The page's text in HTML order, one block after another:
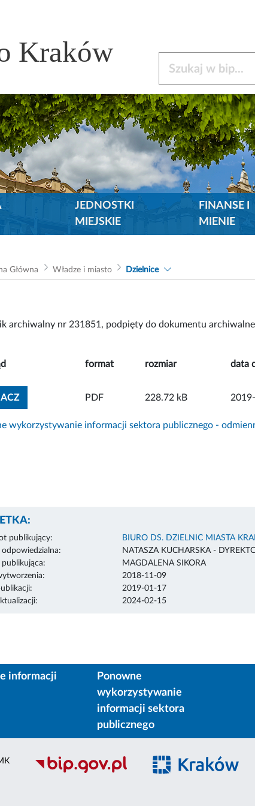
Kraków
JEDNOSTKI
MIEJSKIE
FINANSE I
MIENIE
Główna Władze i miasto Dzielnice
archiwalny nr 231851, podpięty do dokumentu
format rozmiar data
ZOBACZ ZAŁĄCZNIK
PDF 228.72 kB
wykorzystywanie informacji sektora publicznego -
publikujący:
BIURO DS. DZIELNIC MIASTA
odpowiedzialna:
NATASZA KUCHARSKA -
publikująca:
MAGDALENA SIKORA
2018-11-09
2019-01-17
2024-02-15
informacji
Ponowne
wykorzystywanie
informacji sektora
publicznego